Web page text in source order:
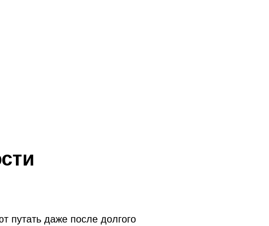
путать даже после долгого